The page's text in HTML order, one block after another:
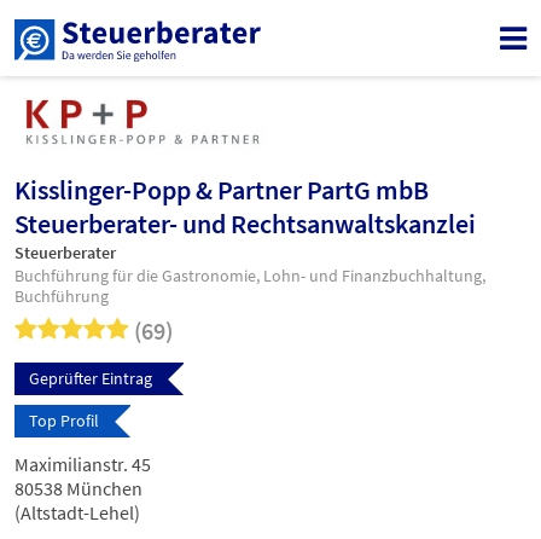
Kisslinger-Popp & Partner PartG mbB
Steuerberater- und Rechtsanwaltskanzlei
Steuerberater
Buchführung für die Gastronomie, Lohn- und Finanzbuchhaltung,
Buchführung
(69)
Geprüfter Eintrag
Top Profil
Maximilianstr. 45
80538 München
(Altstadt-Lehel)